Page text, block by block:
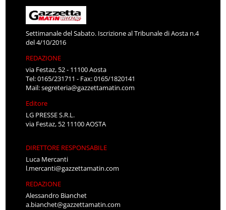
Settimanale del Sabato. Iscrizione al Tribunale di Aosta n.4
del 4/10/2016
REDAZIONE
via Festaz, 52 - 11100 Aosta
Tel: 0165/231711 - Fax: 0165/1820141
Mail:segreteria@gazzettamatin.com
Editore
LG PRESSE S.R.L.
via Festaz, 52 11100 AOSTA
DIRETTORE RESPONSABILE
Luca Mercanti
l.mercanti@gazzettamatin.com
REDAZIONE
Alessandro Bianchet
a.bianchet@gazzettamatin.com